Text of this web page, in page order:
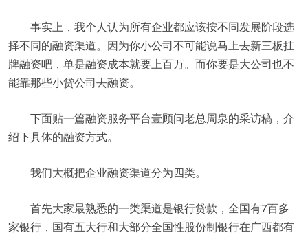
事实上，我个人认为所有企业都应该按不同发展阶段选
择不同的融资渠道。因为你小公司不可能说马上去新三板挂
牌融资吧，单是融资成本就要上百万。而你要是大公司也不
能靠那些小贷公司去融资。
下面贴一篇融资服务平台壹顾问老总周泉的采访稿，介
绍下具体的融资方式。
我们大概把企业融资渠道分为四类。
首先大家最熟悉的一类渠道是银行贷款，全国有7百多
家银行，国有五大行和大部分全国性股份制银行在广西都有